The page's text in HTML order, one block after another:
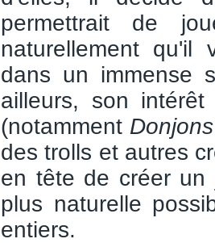
permettrait de
naturellement qu'il
dans un immense
ailleurs, son
(notamment
des trolls et autres
en tête de créer un
plus naturelle
entiers.